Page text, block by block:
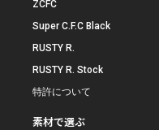
ZCFC
Super C.F.C Black
RUSTY R.
RUSTY R. Stock
特許について
素材で選ぶ